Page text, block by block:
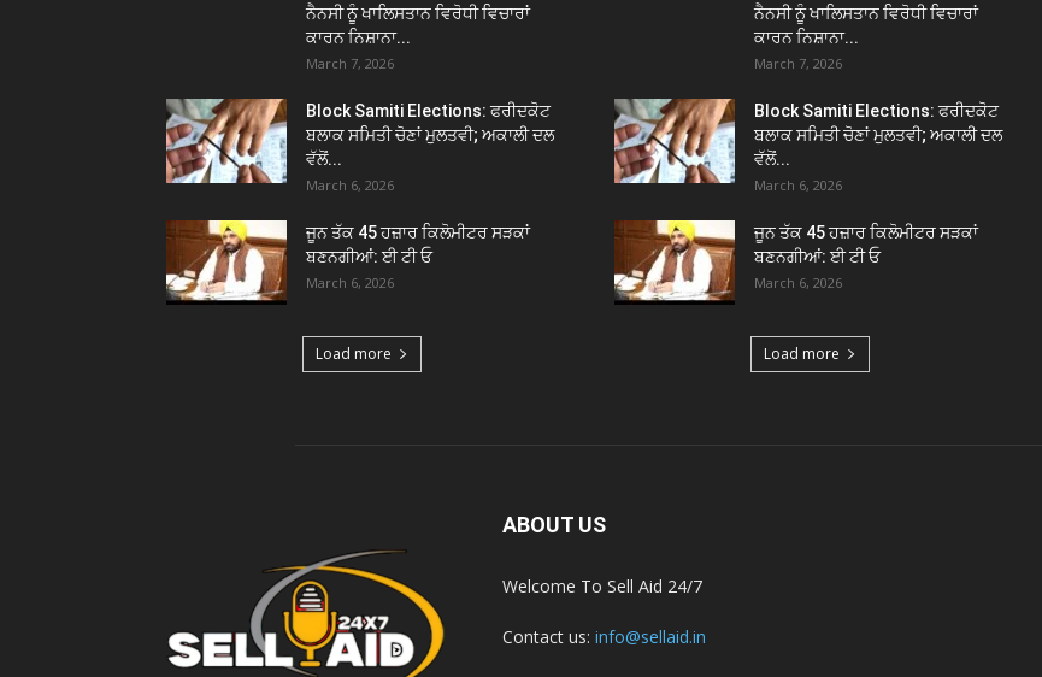
ਨੈਨਸੀ ਨੂੰ ਖਾਲਿਸਤਾਨ ਵਿਰੋਧੀ ਵਿਚਾਰਾਂ
ਕਾਰਨ ਨਿਸ਼ਾਨਾ...
March 7, 2026
Block Samiti Elections: ਫਰੀਦਕੋਟ
ਬਲਾਕ ਸਮਿਤੀ ਚੋਣਾਂ ਮੁਲਤਵੀ; ਅਕਾਲੀ ਦਲ
ਵੱਲੋਂ...
March 6, 2026
ਜੂਨ ਤੱਕ 45 ਹਜ਼ਾਰ ਕਿਲੋਮੀਟਰ ਸੜਕਾਂ
ਬਣਨਗੀਆਂ: ਈ ਟੀ ਓ
March 6, 2026
Load more
ਨੈਨਸੀ ਨੂੰ ਖਾਲਿਸਤਾਨ ਵਿਰੋਧੀ ਵਿਚਾਰਾਂ
ਕਾਰਨ ਨਿਸ਼ਾਨਾ...
March 7, 2026
Block Samiti Elections: ਫਰੀਦਕੋਟ
ਬਲਾਕ ਸਮਿਤੀ ਚੋਣਾਂ ਮੁਲਤਵੀ; ਅਕਾਲੀ ਦਲ
ਵੱਲੋਂ...
March 6, 2026
ਜੂਨ ਤੱਕ 45 ਹਜ਼ਾਰ ਕਿਲੋਮੀਟਰ ਸੜਕਾਂ
ਬਣਨਗੀਆਂ: ਈ ਟੀ ਓ
March 6, 2026
Load more
ABOUT US
Welcome To Sell Aid 24/7
Contact us: info@sellaid.in